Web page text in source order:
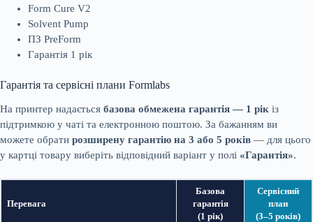
Form Cure V2
Solvent Pump
ПЗ PreForm
Гарантія 1 рік
Гарантія та сервісні плани Formlabs
На принтер надається базова обмежена гарантія — 1 рік із
підтримкою у чаті та електронною поштою. За бажанням ви
можете обрати розширену гарантію на 3 або 5 років — для цього
у картці товару виберіть відповідний варіант у полі «Гарантія».
Перевага
Базова
гарантія
(1 рік)
Сервісний
план
(3–5 років)